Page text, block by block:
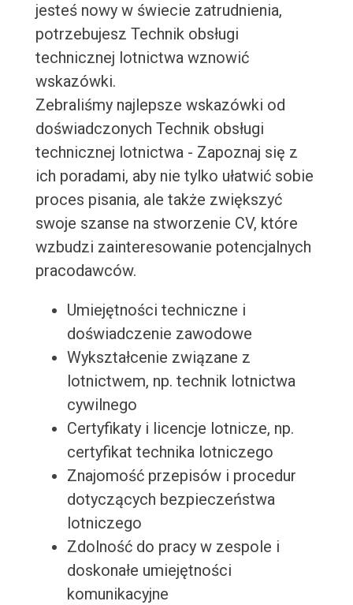
jesteś nowy w świecie zatrudnienia,
potrzebujesz Technik obsługi
technicznej lotnictwa wznowić
wskazówki.
Zebraliśmy najlepsze wskazówki od
doświadczonych Technik obsługi
technicznej lotnictwa - Zapoznaj się z
ich poradami, aby nie tylko ułatwić sobie
proces pisania, ale także zwiększyć
swoje szanse na stworzenie CV, które
wzbudzi zainteresowanie potencjalnych
pracodawców.
Umiejętności techniczne i
doświadczenie zawodowe
Wykształcenie związane z
lotnictwem, np. technik lotnictwa
cywilnego
Certyfikaty i licencje lotnicze, np.
certyfikat technika lotniczego
Znajomość przepisów i procedur
dotyczących bezpieczeństwa
lotniczego
Zdolność do pracy w zespole i
doskonałe umiejętności
komunikacyjne